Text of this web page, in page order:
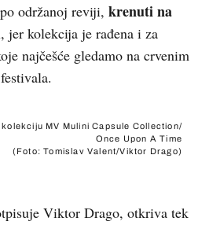
održanoj reviji, krenuti na
jer kolekcija je rađena i za
najčešće gledamo na crvenim
MV Mulini Capsule Collection/
Once Upon A Time
(Foto: Tomislav Valent/Viktor Drago)
Viktor Drago, otkriva tek